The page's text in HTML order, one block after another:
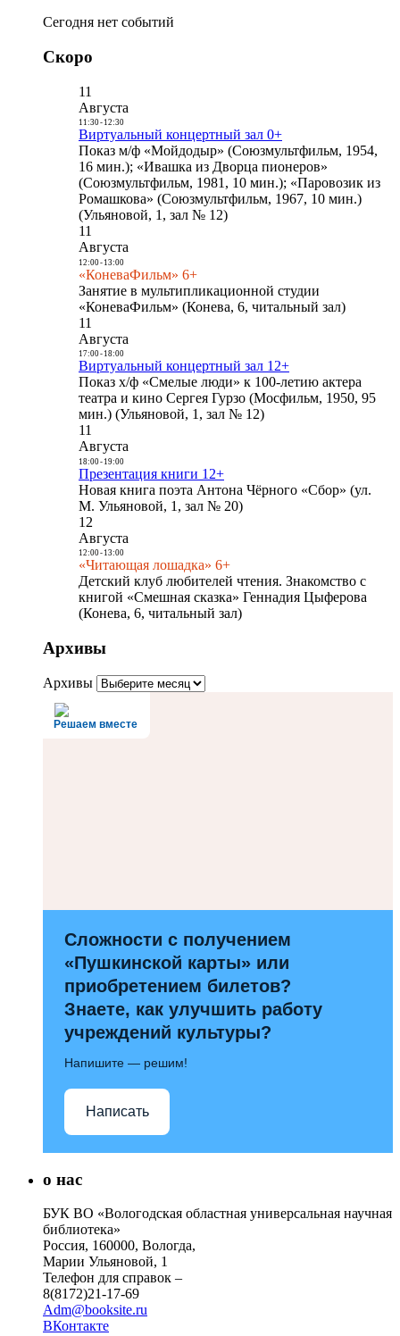
Сегодня нет событий
Скоро
11
Августа
11:30- 12:30
Виртуальный концертный зал 0+
Показ м/ф «Мойдодыр» (Союзмультфильм, 1954,
16 мин.); «Ивашка из Дворца пионеров»
(Союзмультфильм, 1981, 10 мин.); «Паровозик из
Ромашкова» (Союзмультфильм, 1967, 10 мин.)
(Ульяновой, 1, зал № 12)
11
Августа
12:00- 13:00
«КоневаФильм» 6+
Занятие в мультипликационной студии
«КоневаФильм» (Конева, 6, читальный зал)
11
Августа
17:00- 18:00
Виртуальный концертный зал 12+
Показ х/ф «Смелые люди» к 100-летию актера
театра и кино Сергея Гурзо (Мосфильм, 1950, 95
мин.) (Ульяновой, 1, зал № 12)
11
Августа
18:00- 19:00
Презентация книги 12+
Новая книга поэта Антона Чёрного «Сбор» (ул.
М. Ульяновой, 1, зал № 20)
12
Августа
12:00- 13:00
«Читающая лошадка» 6+
Детский клуб любителей чтения. Знакомство с
книгой «Смешная сказка» Геннадия Цыферова
(Конева, 6, читальный зал)
Архивы
Архивы
Решаем вместе
Сложности с получением
«Пушкинской карты» или
приобретением билетов?
Знаете, как улучшить работу
учреждений культуры?
Напишите — решим!
Написать
о нас
БУК ВО «Вологодская областная универсальная научная
библиотека»
Россия, 160000, Вологда,
Марии Ульяновой, 1
Телефон для справок –
8(8172)21-17-69
Adm@booksite.ru
ВКонтакте